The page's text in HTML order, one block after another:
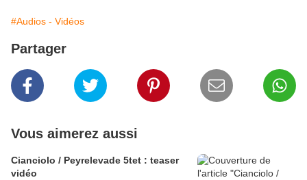
#Audios - Vidéos
Partager
Vous aimerez aussi
Cianciolo / Peyrelevade 5tet : teaser
vidéo